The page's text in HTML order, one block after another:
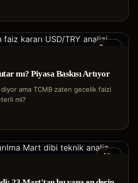
Forex
mı? Piyasa Baskısı Artıyor
ama TCMB zaten gecelik faizi
mi?
Altın